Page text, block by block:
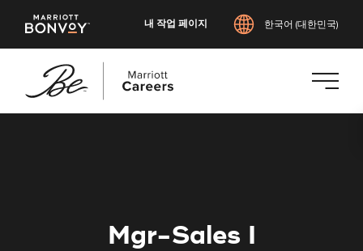
내 작업 페이지 한국어 (대한민국)
Mgr-Sales I